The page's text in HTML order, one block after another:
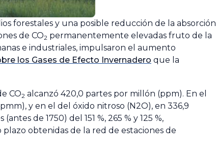
forestales y una posible reducción de la absorción
de CO2 permanentemente elevadas fruto de la
e industriales, impulsaron el aumento
los Gases de Efecto Invernadero que la
CO2 alcanzó 420,0 partes por millón (ppm). En el
y en el del óxido nitroso (N2O), en 336,9
de 1750) del 151 %, 265 % y 125 %,
plazo obtenidas de la red de estaciones de